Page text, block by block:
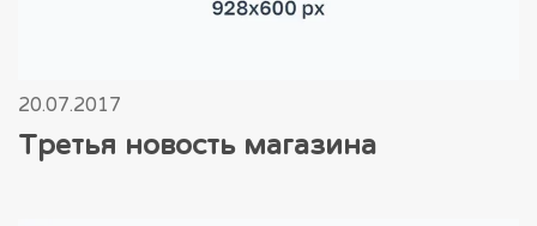
20.07.2017
Третья новость магазина